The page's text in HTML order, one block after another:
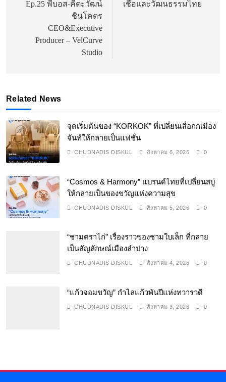
Ep.25 พี่บอส-คีตะวัฒน์
ชินโคตร
CEO&Executive
Producer – VelCurve
Studio
เชื่อและวัฒนธรรมไทย
Related News
จุดเริ่มต้นของ “KORKOK” ที่เปลี่ยนเสื่อกกเมือง
จันท์ให้กลายเป็นแฟชั่น
CHUDNADIS DISKUL สิงหาคม 6, 2026 0
“Cosmos & Harmony” แบรนด์ไทยที่เปลี่ยนสบู่
ให้กลายเป็นของขวัญแห่งความสุข
CHUDNADIS DISKUL สิงหาคม 5, 2026 0
“ชามตราไก่” เรื่องราวของชามใบเล็ก ที่กลาย
เป็นสัญลักษณ์เมืองลำปาง
CHUDNADIS DISKUL สิงหาคม 4, 2026 0
“แก้วจอมขวัญ” กำไลแก้วพันปีแห่งทวารวดี
CHUDNADIS DISKUL สิงหาคม 3, 2026 0